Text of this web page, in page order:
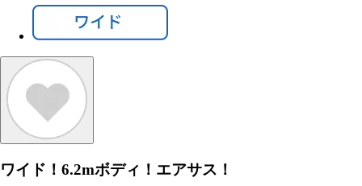
ワイド！6.2mボディ！エアサス！